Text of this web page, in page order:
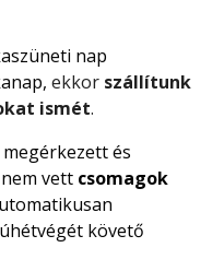
nap
ekkor szállítunk
ismét.
és
vett csomagok
követő